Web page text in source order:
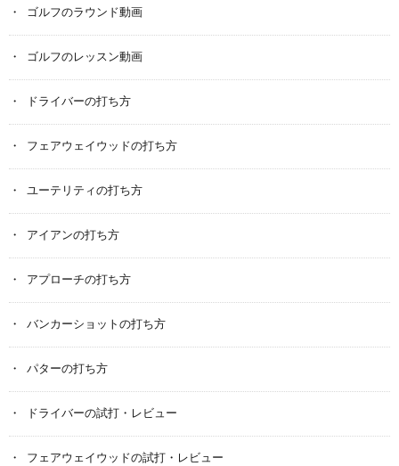
ゴルフのラウンド動画
ゴルフのレッスン動画
ドライバーの打ち方
フェアウェイウッドの打ち方
ユーテリティの打ち方
アイアンの打ち方
アプローチの打ち方
バンカーショットの打ち方
パターの打ち方
ドライバーの試打・レビュー
フェアウェイウッドの試打・レビュー